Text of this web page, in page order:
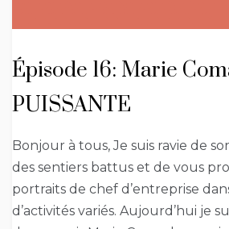
Épisode 16: Marie
PUISSANTE
Bonjour à tous, Je suis ravie de
des sentiers battus et de vous
portraits de chef d’entreprise
d’activités variés. Aujourd’hui je